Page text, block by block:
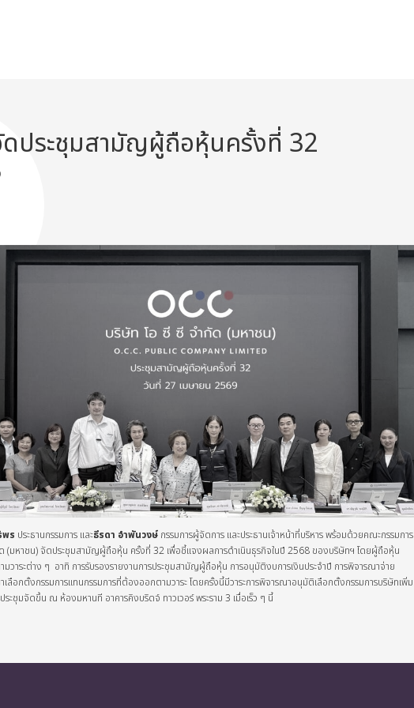
ดประชุมสามัญผู้ถือหุ้นครั้งที่ 32
พร ประธานกรรมการ และธีรดา อำพันวงษ์ กรรมการผู้จัดการ และประธานเจ้าหน้าที่บริหาร พร้อมด้วยคณะกรรมการ
(มหาชน) จัดประชุมสามัญผู้ถือหุ้น ครั้งที่ 32 เพื่อชี้แจงผลการดำเนินธุรกิจในปี 2568 ของบริษัทฯ โดยผู้ถือหุ้น
วาระต่าง ๆ อาทิ การรับรองรายงานการประชุมสามัญผู้ถือหุ้น การอนุมัติงบการเงินประจำปี การพิจารณาจ่าย
ลือกตั้งกรรมการแทนกรรมการที่ต้องออกตามวาระ โดยครั้งนี้มีวาระการพิจารณาอนุมัติเลือกตั้งกรรมการบริษัทเพิ่ม
ระชุมจัดขึ้น ณ ห้องมหานที อาคารคิงบริดจ์ ทาวเวอร์ พระราม 3 เมื่อเร็ว ๆ นี้